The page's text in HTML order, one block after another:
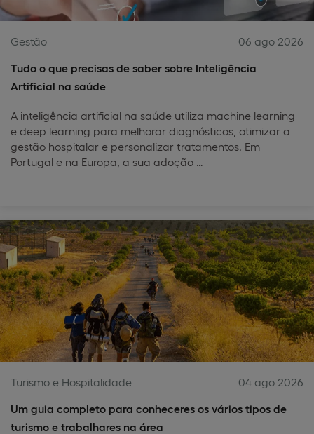
Gestão
06 ago 2026
Tudo o que precisas de saber sobre Inteligência
Artificial na saúde
A inteligência artificial na saúde utiliza machine learning
e deep learning para melhorar diagnósticos, otimizar a
gestão hospitalar e personalizar tratamentos. Em
Portugal e na Europa, a sua adoção …
Turismo e Hospitalidade
04 ago 2026
Um guia completo para conheceres os vários tipos de
turismo e trabalhares na área